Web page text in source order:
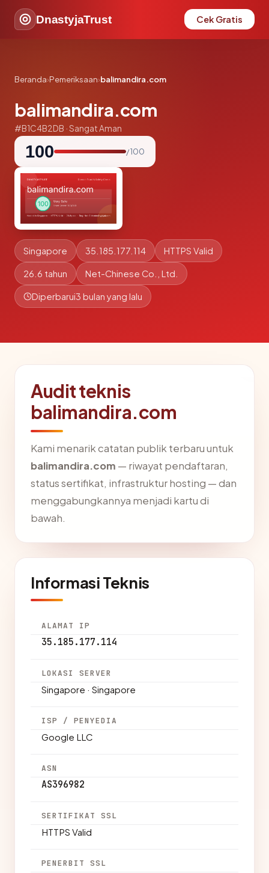
DnastyjaTrust Cek Gratis
Beranda›Pemeriksaan›balimandira.com
balimandira.com
#B1C4B2DB · Sangat Aman
100 / 100
Singapore 35.185.177.114 HTTPS Valid
26.6 tahun Net-Chinese Co., Ltd.
Diperbarui3 bulan yang lalu
Audit teknis
balimandira.com
Kami menarik catatan publik terbaru untuk
balimandira.com — riwayat pendaftaran,
status sertifikat, infrastruktur hosting — dan
menggabungkannya menjadi kartu di
bawah.
Informasi Teknis
ALAMAT IP
35.185.177.114
LOKASI SERVER
Singapore · Singapore
ISP / PENYEDIA
Google LLC
ASN
AS396982
SERTIFIKAT SSL
HTTPS Valid
PENERBIT SSL